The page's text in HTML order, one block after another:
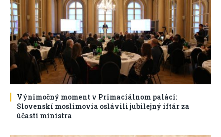
Výnimočný moment v Primaciálnom paláci:
Slovenskí moslimovia oslávili jubilejný iftár za
účasti ministra